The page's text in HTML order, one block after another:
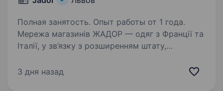
Полная занятость. Опыт работы от 1 года.
Мережа магазинів ЖАДОР — одяг з Франції та
Італії, у зв’язку з розширенням штату,
фахівця, який відповідає за запуск,
3 дня назад